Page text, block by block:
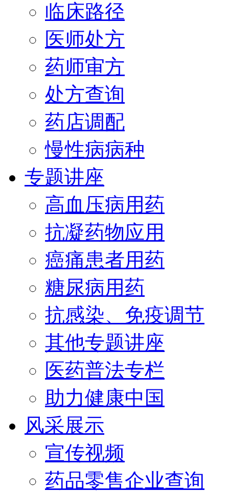
临床路径
医师处方
药师审方
处方查询
药店调配
慢性病病种
专题讲座
高血压病用药
抗凝药物应用
癌痛患者用药
糖尿病用药
抗感染、免疫调节
其他专题讲座
医药普法专栏
助力健康中国
风采展示
宣传视频
药品零售企业查询